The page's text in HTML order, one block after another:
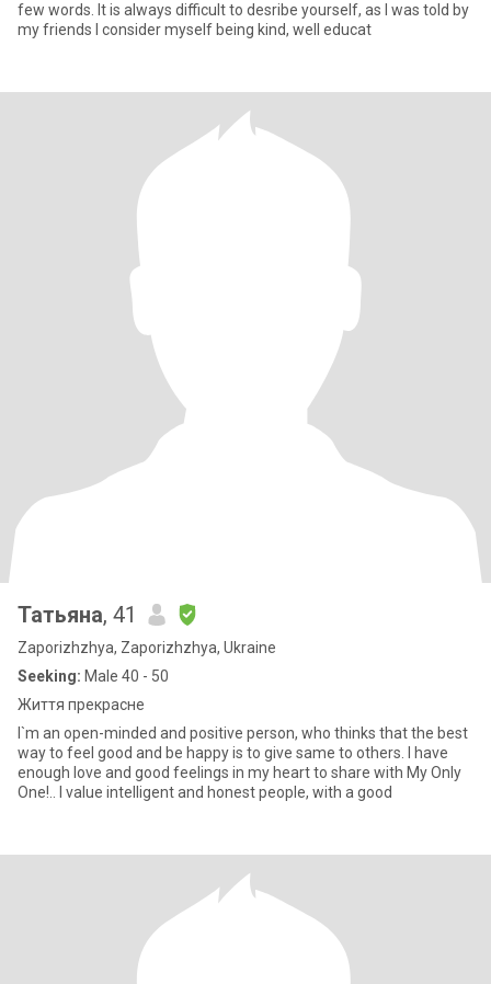
few words. It is always difficult to desribe yourself, as I was told by
my friends I consider myself being kind, well educat
Татьяна, 41
Zaporizhzhya, Zaporizhzhya, Ukraine
Seeking: Male 40 - 50
Життя прекрасне
I`m an open-minded and positive person, who thinks that the best
way to feel good and be happy is to give same to others. I have
enough love and good feelings in my heart to share with My Only
One!.. I value intelligent and honest people, with a good